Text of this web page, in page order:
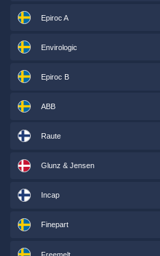
Epiroc A
Envirologic
Epiroc B
ABB
Raute
Glunz & Jensen
Incap
Finepart
Freemelt